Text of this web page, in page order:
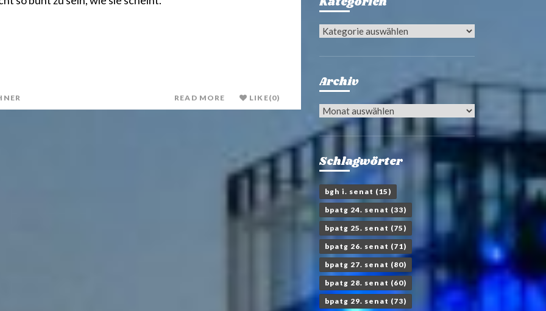
READ MORE LIKE(0)
Kategorien
Archiv
Archiv
Schlagwörter
bgh i. senat (15)
bpatg 24. senat (33)
bpatg 25. senat (75)
bpatg 26. senat (71)
bpatg 27. senat (80)
bpatg 28. senat (60)
bpatg 29. senat (73)